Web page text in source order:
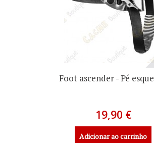
Foot ascender - Pé
19,90 €
Adicionar ao carrinho